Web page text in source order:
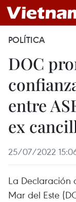
POLÍTICA
DOC
entre
ex
25/07/2022
La Declaración
Mar del Este